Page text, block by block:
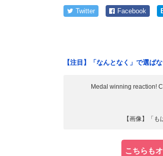
Twitter Facebook
【注目】「なんとなく」で選
Medal winning reaction!
【画像】「
こちらも